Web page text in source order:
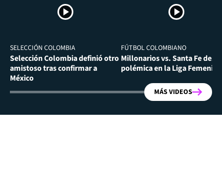
SELECCIÓN COLOMBIA
Selección Colombia definió otro
amistoso tras confirmar a
México
FÚTBOL COLOMBIANO
Millonarios vs. Santa Fe
polémica en la Liga Femenina
MÁS VIDEOS